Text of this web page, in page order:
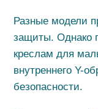
Разные модели
защиты. Однако
креслам для
внутреннего Y-
безопасности.